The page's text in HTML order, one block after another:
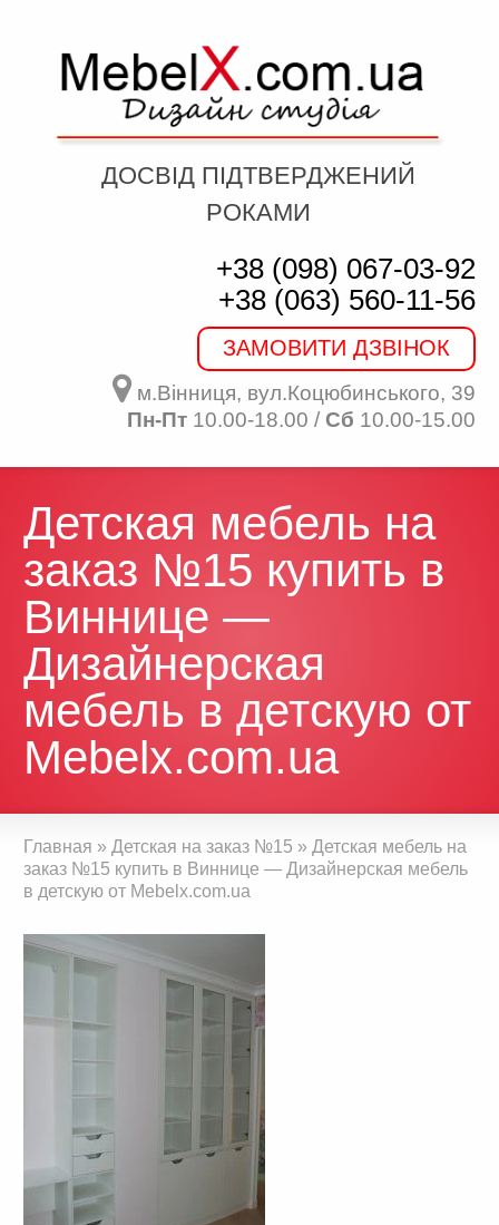
ДОСВІД ПІДТВЕРДЖЕНИЙ
РОКАМИ
+38 (098) 067-03-92
+38 (063) 560-11-56
ЗАМОВИТИ ДЗВІНОК
м.Вінниця, вул.Коцюбинського, 39
Пн-Пт10.00-18.00 / Сб 10.00-15.00
Детская мебель на
заказ №15 купить в
Виннице —
Дизайнерская
мебель в детскую от
Mebelx.com.ua
Главная » Детская на заказ №15 » Детская мебель на
заказ №15 купить в Виннице — Дизайнерская мебель
в детскую от Mebelx.com.ua